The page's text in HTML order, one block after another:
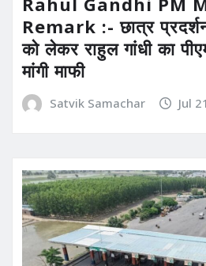
Remark :- छात्र प्रदर्शन
को लेकर राहुल गांधी का
मांगी माफी
Satvik Samachar Jul